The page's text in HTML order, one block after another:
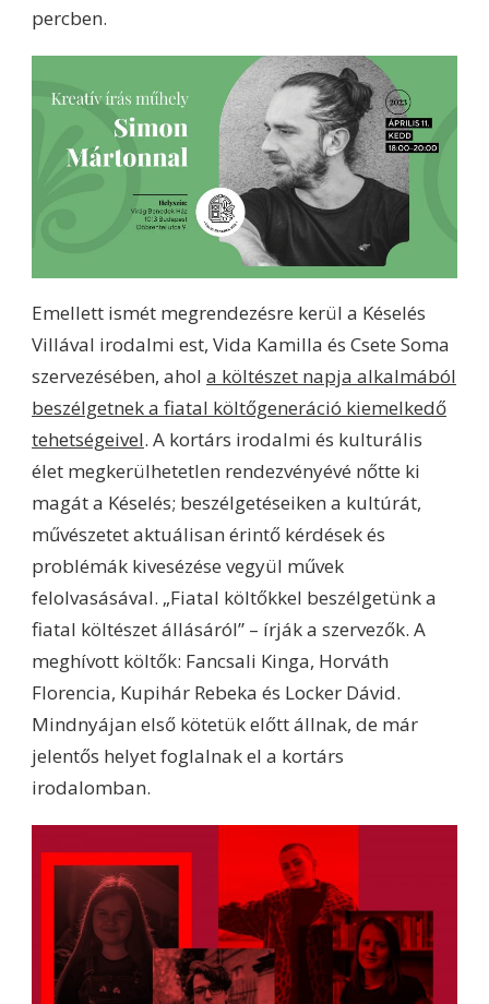
percben.
Emellett ismét megrendezésre kerül a Késelés
Villával irodalmi est, Vida Kamilla és Csete Soma
szervezésében, ahol a költészet napja alkalmából
beszélgetnek a fiatal költőgeneráció kiemelkedő
tehetségeivel. A kortárs irodalmi és kulturális
élet megkerülhetetlen rendezvényévé nőtte ki
magát a Késelés; beszélgetéseiken a kultúrát,
művészetet aktuálisan érintő kérdések és
problémák kivesézése vegyül művek
felolvasásával. „Fiatal költőkkel beszélgetünk a
fiatal költészet állásáról” – írják a szervezők. A
meghívott költők: Fancsali Kinga, Horváth
Florencia, Kupihár Rebeka és Locker Dávid.
Mindnyájan első kötetük előtt állnak, de már
jelentős helyet foglalnak el a kortárs
irodalomban.